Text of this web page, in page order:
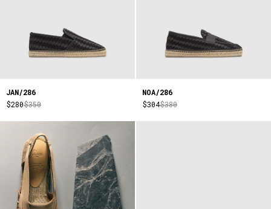
JAN/286
$280$350
NOA/286
$304$380